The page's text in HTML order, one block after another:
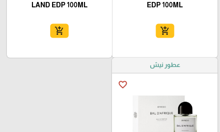
EDP 100ML
add_shopping_cart
LAND EDP 100ML
add_shopping_cart
عطور نيش
favorite_border